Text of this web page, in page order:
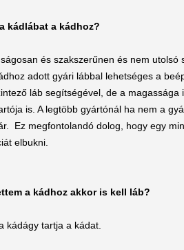
kádlábat a kádhoz?
és szakszerűnen és nem utolsó
adott gyári lábbal lehetséges a
láb segítségével, de a magassága
is. A legtöbb gyártónál ha nem a
Ez megfontolandó dolog, hogy egy
elbukni.
a kádhoz akkor is kell láb?
kádágy tartja a kádat.